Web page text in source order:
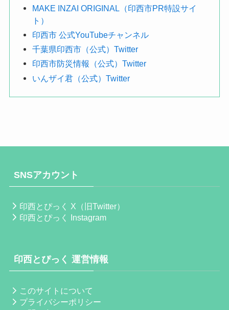
MAKE INZAI ORIGINAL（印西市PR特設サイ
ト）
印西市 公式YouTubeチャンネル
千葉県印西市（公式）Twitter
印西市防災情報（公式）Twitter
いんザイ君（公式）Twitter
SNSアカウント
印西とぴっく X（旧Twitter）
印西とぴっく Instagram
印西とぴっく 運営情報
このサイトについて
プライバシーポリシー